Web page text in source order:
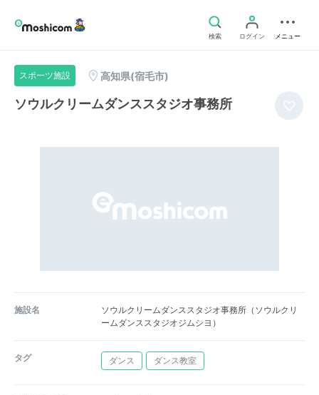
検索 ログイン メニュー
スポーツ施設 高知県(宿毛市)
ソウルクリームダンススタジオ事務所
施設名
ソウルクリームダンススタジオ事務所（ソウルクリ
ームダンススタジオジムシヨ）
タグ ダンス ダンス教室